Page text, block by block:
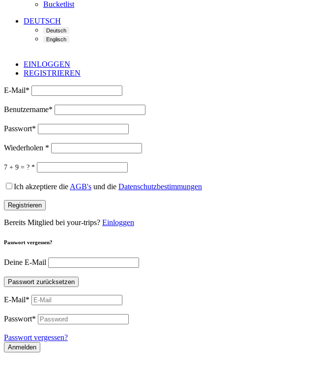
Bucketlist
DEUTSCH
EINLOGGEN
REGISTRIEREN
E-Mail*
Benutzername*
Passwort*
Wiederholen *
7 + 9 = ? *
Ich akzeptiere die AGB's und die Datenschutzbestimmungen
Registrieren
Bereits Mitglied bei your-trips? Einloggen
Passwort vergessen?
Deine E-Mail
Passwort zurücksetzen
E-Mail*
Passwort*
Passwort vergessen?
Anmelden